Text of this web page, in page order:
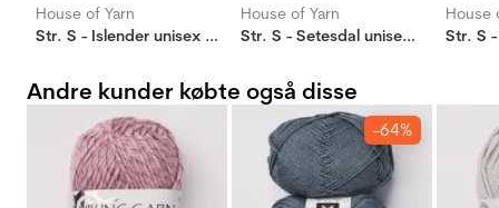
House of Yarn
Str. S - Islender unisex genser koksgrå
House of Yarn
Str. S - Setesdal unisex genser m/zip koks
House
Andre kunder købte også disse
-64%